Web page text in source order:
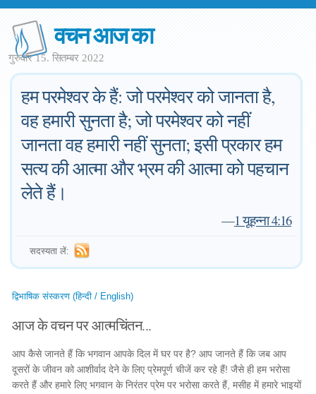
वचन आज का
गुरुवार 15. सितम्बर 2022
हम परमेश्वर के हैं: जो परमेश्वर को जानता है,
वह हमारी सुनता है; जो परमेश्वर को नहीं
जानता वह हमारी नहीं सुनता; इसी प्रकार हम
सत्य की आत्मा और भ्रम की आत्मा को पहचान
लेते हैं।
—1 यूहन्ना 4:16
सदस्यता लें:
द्विभाषिक संस्करण (हिन्दी / English)
आज के वचन पर आत्मचिंतन...
आप कैसे जानते हैं कि भगवान आपके दिल में घर पर है? आप जानते हैं कि जब आप
दूसरों के जीवन को आशीर्वाद देने के लिए प्रेमपूर्ण चीजें कर रहे हैं! जैसे ही हम भरोसा
करते हैं और हमारे लिए भगवान के निरंतर प्रेम पर भरोसा करते हैं, मसीह में हमारे भाइयों